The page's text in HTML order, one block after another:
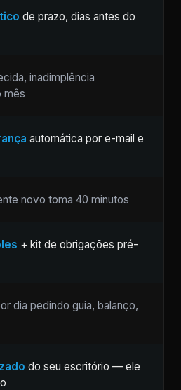
de prazo, dias antes do
inadimplência
mês
automática por e-mail e
novo toma 40 minutos
+ kit de obrigações pré-
dia pedindo guia, balanço,
do seu escritório — ele